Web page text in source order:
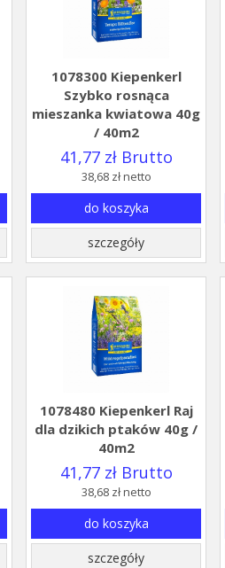
1078300 Kiepenkerl
Szybko rosnąca
mieszanka kwiatowa 40g
/ 40m2
41,77 zł Brutto
38,68 zł netto
do koszyka
szczegóły
1078480 Kiepenkerl Raj
dla dzikich ptaków 40g /
40m2
41,77 zł Brutto
38,68 zł netto
do koszyka
szczegóły